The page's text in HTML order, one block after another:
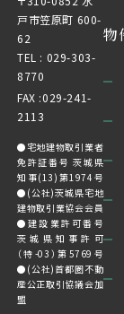
戸市笠原町 600-
62
TEL : 029-303-
8770
FAX :029-241-
2113
●宅地建物取引業者
免許証番号 茨城県
知事(13)第1974号
●(公社)茨城県宅地
建物取引業協会会員
●建設業許可番号
茨城県知事許可
（特-03）第5769号
●(公社)首都圏不動
産公正取引協議会加
盟
物